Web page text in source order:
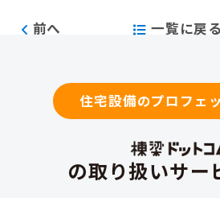
前へ 一覧に戻る
住宅設備のプロフェ
の取り扱いサー